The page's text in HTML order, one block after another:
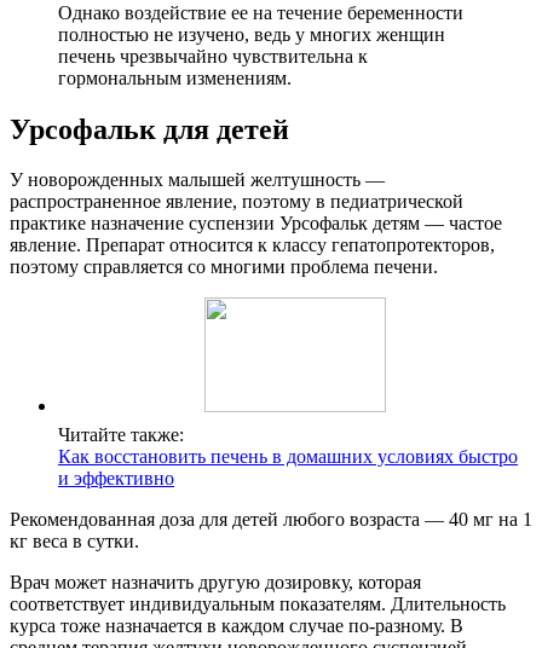
Однако воздействие ее на течение беременности
полностью не изучено, ведь у многих женщин
печень чрезвычайно чувствительна к
гормональным изменениям.
Урсофальк для детей
У новорожденных малышей желтушность —
распространенное явление, поэтому в педиатрической
практике назначение суспензии Урсофальк детям — частое
явление. Препарат относится к классу гепатопротекторов,
поэтому справляется со многими проблема печени.
Читайте также:
Как восстановить печень в домашних условиях быстро
и эффективно
Рекомендованная доза для детей любого возраста — 40 мг на 1
кг веса в сутки.
Врач может назначить другую дозировку, которая
соответствует индивидуальным показателям. Длительность
курса тоже назначается в каждом случае по-разному. В